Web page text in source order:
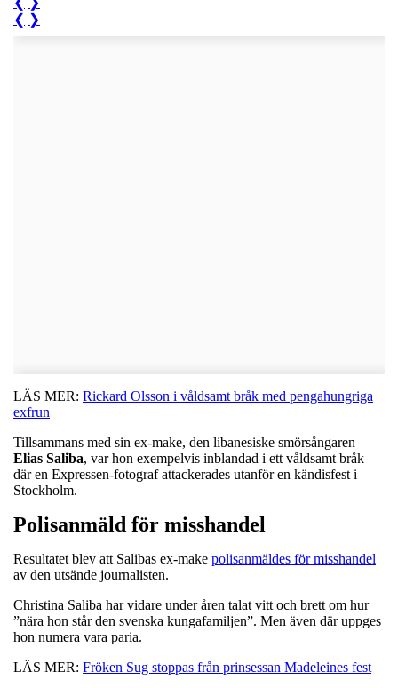
❮ ❯
LÄS MER: Rickard Olsson i våldsamt bråk med pengahungriga
exfrun
Tillsammans med sin ex-make, den libanesiske smörsångaren
Elias Saliba, var hon exempelvis inblandad i ett våldsamt bråk
där en Expressen-fotograf attackerades utanför en kändisfest i
Stockholm.
Polisanmäld för misshandel
Resultatet blev att Salibas ex-make polisanmäldes för misshandel
av den utsände journalisten.
Christina Saliba har vidare under åren talat vitt och brett om hur
”nära hon står den svenska kungafamiljen”. Men även där uppges
hon numera vara paria.
LÄS MER: Fröken Sug stoppas från prinsessan Madeleines fest